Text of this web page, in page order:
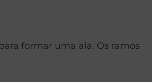
formar uma ala. Os ramos